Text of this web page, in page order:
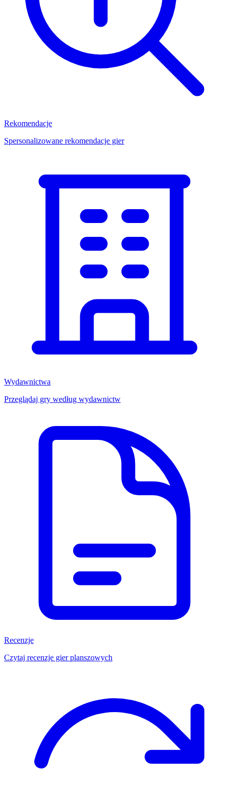
Rekomendacje
Spersonalizowane rekomendacje gier
Wydawnictwa
Przeglądaj gry według wydawnictw
Recenzje
Czytaj recenzje gier planszowych